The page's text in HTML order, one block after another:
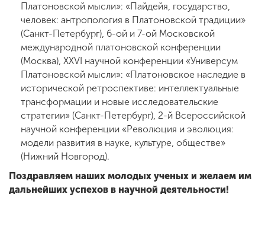
Платоновской мысли»: «Пайдейя, государство,
человек: антропология в Платоновской традиции»
(Санкт-Петербург), 6-ой и 7-ой Московской
международной платоновской конференции
(Москва), XXVI научной конференции «Универсум
Платоновской мысли»: «Платоновское наследие в
исторической ретроспективе: интеллектуальные
трансформации и новые исследовательские
стратегии» (Санкт-Петербург), 2-й Всероссийской
научной конференции «Революция и эволюция:
модели развития в науке, культуре, обществе»
(Нижний Новгород).
Поздравляем наших молодых ученых и желаем им
дальнейших успехов в научной деятельности!